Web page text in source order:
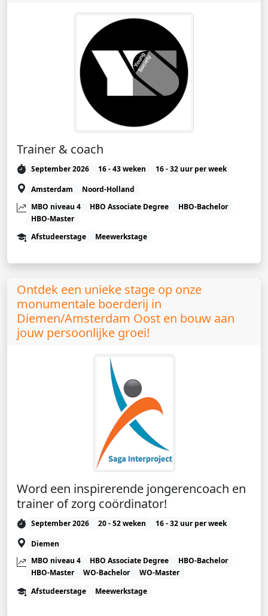
Trainer & coach
September 2026 16 - 43 weken
16 - 32 uur per week
Amsterdam
Noord-Holland
MBO niveau 4
HBO Associate Degree
HBO-Bachelor
HBO-Master
Afstudeerstage
Meewerkstage
Ontdek een unieke stage op onze
monumentale boerderij in
Diemen/Amsterdam Oost en bouw aan
jouw persoonlijke groei!
Word een inspirerende jongerencoach en
trainer of zorg coördinator!
September 2026 20 - 52 weken
16 - 32 uur per week
Diemen
MBO niveau 4
HBO Associate Degree
HBO-Bachelor
HBO-Master
WO-Bachelor
WO-Master
Afstudeerstage
Meewerkstage